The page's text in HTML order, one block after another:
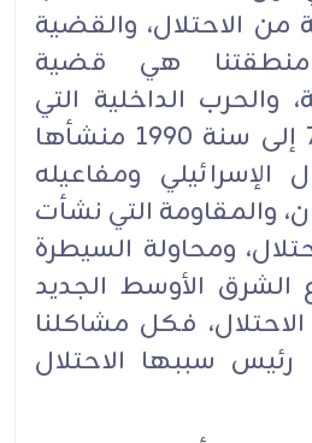
من الاحتلال، والقضية
منطقتنا هي قضية
والحرب الداخلية التي
بدأت من سنة 75 إلى سنة 1990 منشأها
الإسرائيلي ومفاعيله
والمقاومة التي نشأت
ومحاولة السيطرة
الشرق الأوسط الجديد
فكل مشاكلنا
سببها الاحتلال